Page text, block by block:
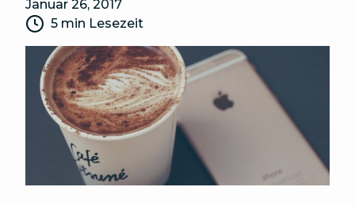
Januar 26, 2017
5 min Lesezeit